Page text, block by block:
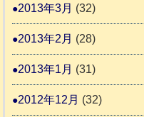
2013年3月 (32)
2013年2月 (28)
2013年1月 (31)
2012年12月 (32)